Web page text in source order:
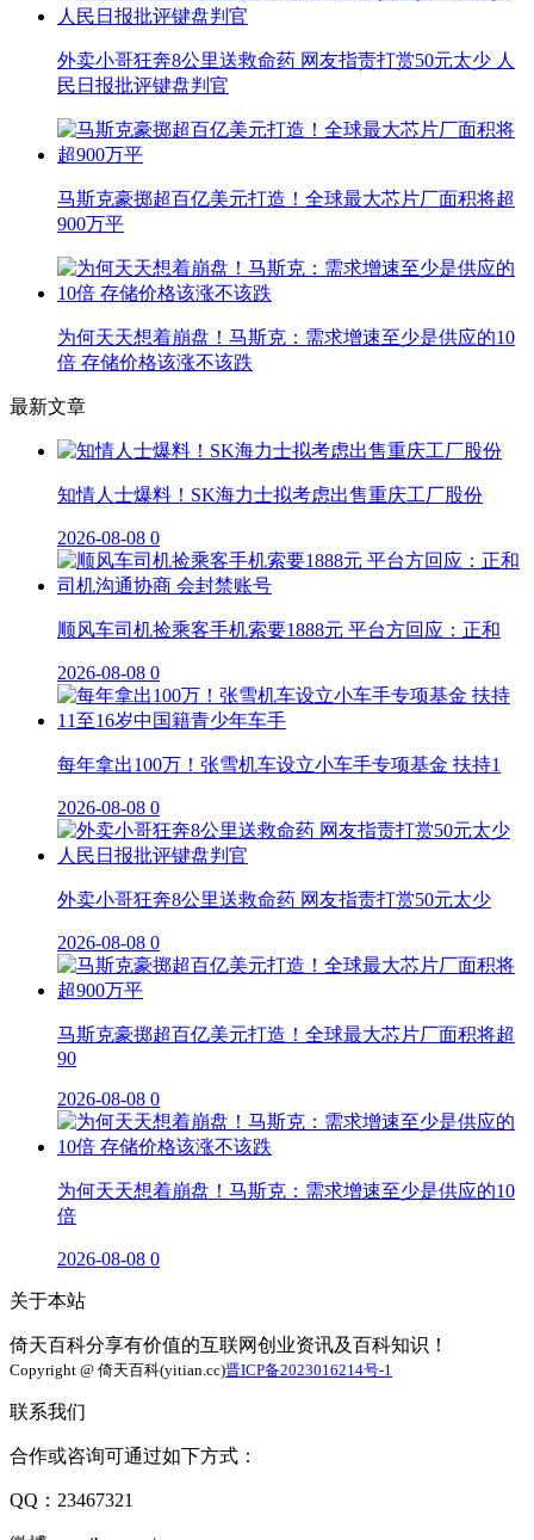
外卖小哥狂奔8公里送救命药 网友指责打赏50元太少 人
民日报批评键盘判官
马斯克豪掷超百亿美元打造！全球最大芯片厂面积将超
900万平
为何天天想着崩盘！马斯克：需求增速至少是供应的10
倍 存储价格该涨不该跌
最新文章
知情人士爆料！SK海力士拟考虑出售重庆工厂股份
2026-08-08 0
顺风车司机捡乘客手机索要1888元 平台方回应：正和
2026-08-08 0
每年拿出100万！张雪机车设立小车手专项基金 扶持1
2026-08-08 0
外卖小哥狂奔8公里送救命药 网友指责打赏50元太少
2026-08-08 0
马斯克豪掷超百亿美元打造！全球最大芯片厂面积将超
90
2026-08-08 0
为何天天想着崩盘！马斯克：需求增速至少是供应的10
倍
2026-08-08 0
关于本站
倚天百科分享有价值的互联网创业资讯及百科知识！
Copyright @ 倚天百科(yitian.cc)晋ICP备2023016214号-1
联系我们
合作或咨询可通过如下方式：
QQ：23467321